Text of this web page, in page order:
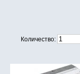
Количество: